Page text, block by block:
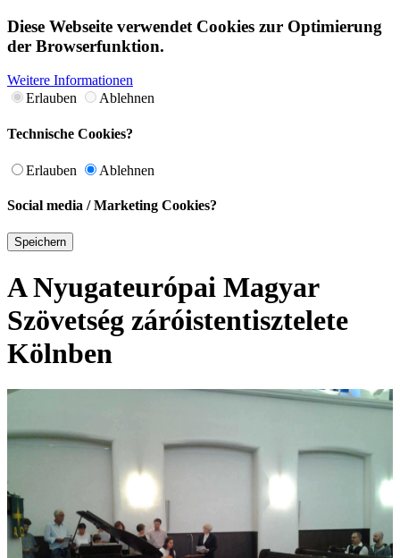
Diese Webseite verwendet Cookies zur Optimierung
der Browserfunktion.
Weitere Informationen
Erlauben
Ablehnen
Technische Cookies?
Erlauben Ablehnen
Social media / Marketing Cookies?
Speichern
A Nyugateurópai Magyar
Szövetség záróistentisztelete
Kölnben